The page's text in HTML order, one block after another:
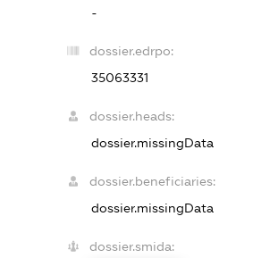
-
dossier.edrpo:
35063331
dossier.heads:
dossier.missingData
dossier.beneficiaries:
dossier.missingData
dossier.smida: